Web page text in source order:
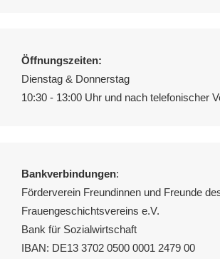
Öffnungszeiten:
Dienstag & Donnerstag
10:30 - 13:00 Uhr und nach telefonischer
Bankverbindungen:
Förderverein Freundinnen und Freunde
Frauengeschichtsvereins e.V.
Bank für Sozialwirtschaft
IBAN: DE13 3702 0500 0001 2479 00